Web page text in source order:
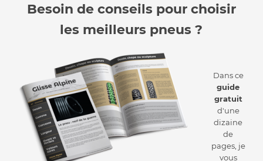
Besoin de conseils pour choisir
les meilleurs pneus ?
Dans ce
guide
gratuit
d'une
dizaine
de
pages, je
vous